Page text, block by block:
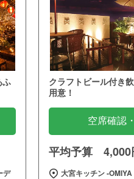
ふ
デ
クラフトビール付き
用意！
空席確認
平均予算 4,000
大宮キッチン